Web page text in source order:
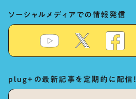
ソーシャルメディアでの情報発信
plug+の最新記事を定期的に配信！